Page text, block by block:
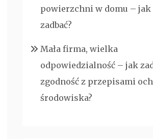
powierzchni w domu – jak
zadbać?
Mała firma, wielka
odpowiedzialność – jak
zgodność z przepisami
środowiska?